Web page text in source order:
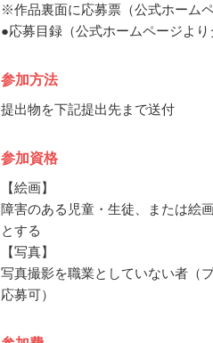
※作品裏面に応募票（公式ホーム
●応募目録（公式ホームページより
参加方法
提出物を下記提出先まで送付
参加資格
【絵画】
障害のある児童・生徒、または絵
とする
【写真】
写真撮影を職業としていない者（
応募可）